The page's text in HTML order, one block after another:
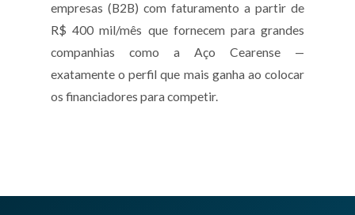
empresas (B2B) com faturamento a partir de
R$ 400 mil/mês que fornecem para grandes
companhias como a Aço Cearense —
exatamente o perfil que mais ganha ao colocar
os financiadores para competir.